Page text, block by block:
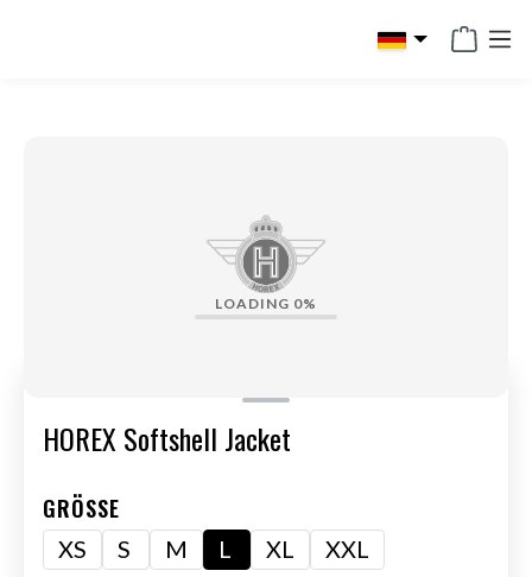
LOADING 0%
HOREX Softshell Jacket
GRÖSSE
XS S M L XL XXL